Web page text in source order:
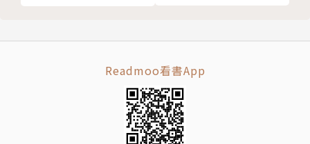
外婆「某個決定」的賭注。
✉ 媽媽桑送她的Filofax萬用手帳，黑色的皮革封面，
為她接住無處可去的眼淚。
✉ 寫有「弓道社練習紀錄筆記本」的KOKUYO藍色B5
Readmoo看書App